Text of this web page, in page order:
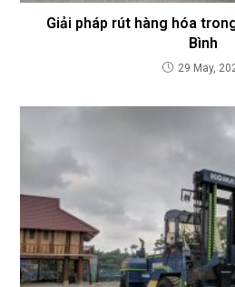
Giải pháp rút hàng hóa
Bình
29 May,